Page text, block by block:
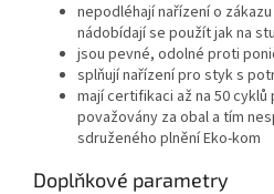
nepodléhají nařízení o
nádobídají se použít jak na
jsou pevné, odolné proti
splňují nařízení pro styk s
mají certifikaci až na 50
považovány za obal a tím
sdruženého plnění Eko-kom
Doplňkové parametry